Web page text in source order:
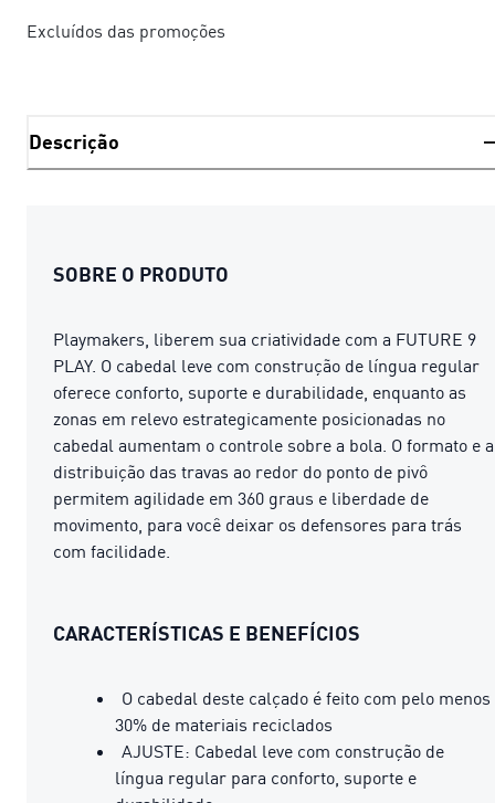
Excluídos das promoções
Descrição
SOBRE O PRODUTO
Playmakers, liberem sua criatividade com a FUTURE 9
PLAY. O cabedal leve com construção de língua regular
oferece conforto, suporte e durabilidade, enquanto as
zonas em relevo estrategicamente posicionadas no
cabedal aumentam o controle sobre a bola. O formato e a
distribuição das travas ao redor do ponto de pivô
permitem agilidade em 360 graus e liberdade de
movimento, para você deixar os defensores para trás
com facilidade.
CARACTERÍSTICAS E BENEFÍCIOS
O cabedal deste calçado é feito com pelo menos
30% de materiais reciclados
AJUSTE: Cabedal leve com construção de
língua regular para conforto, suporte e